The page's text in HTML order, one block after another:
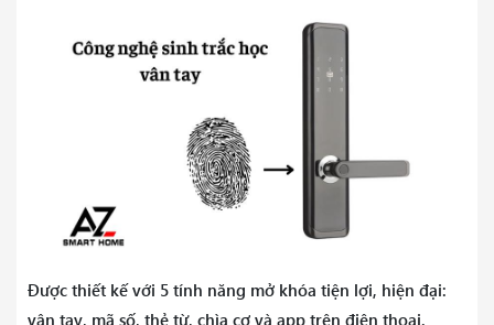
Được thiết kế với 5 tính năng mở khóa tiện lợi, hiện đại:
vân tay, mã số, thẻ từ, chìa cơ và app trên điện thoại.